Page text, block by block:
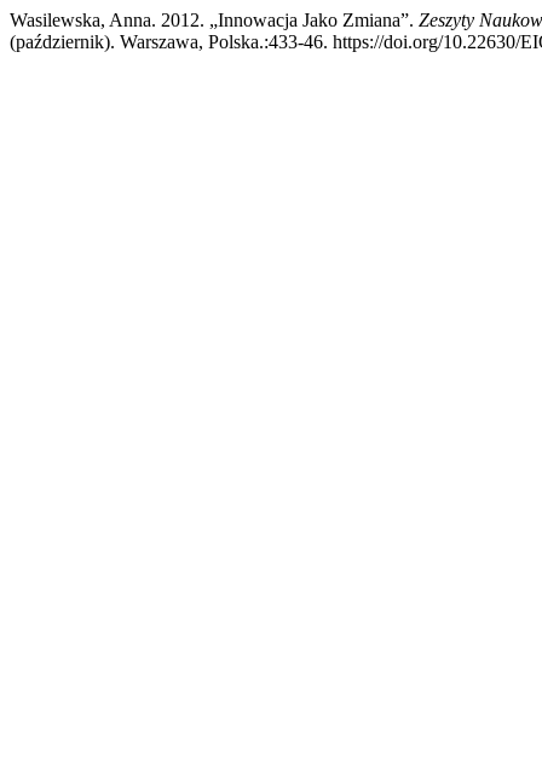
Wasilewska, Anna. 2012. „Innowacja Jako Zmiana”. Zeszyty
(październik). Warszawa, Polska.:433-46. https://doi.org/10.22630/